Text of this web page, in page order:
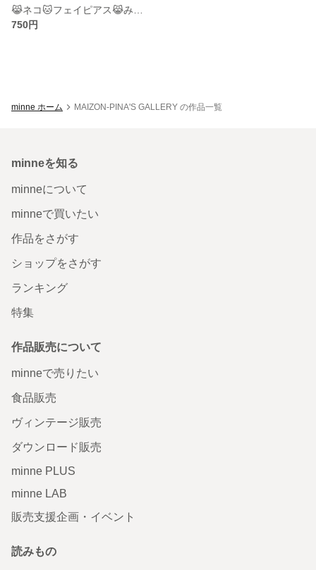
750円
minne ホーム MAIZON-PINA'S GALLERY の作品一覧
minneを知る
minneについて
minneで買いたい
作品をさがす
ショップをさがす
ランキング
特集
作品販売について
minneで売りたい
食品販売
ヴィンテージ販売
ダウンロード販売
minne PLUS
minne LAB
販売支援企画・イベント
読みもの